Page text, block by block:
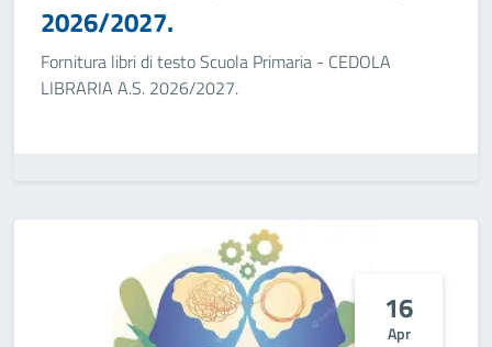
2026/2027.
Fornitura libri di testo Scuola Primaria - CEDOLA
LIBRARIA A.S. 2026/2027.
16
Apr